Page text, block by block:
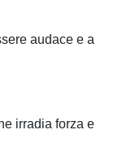
audace e a
irradia forza e